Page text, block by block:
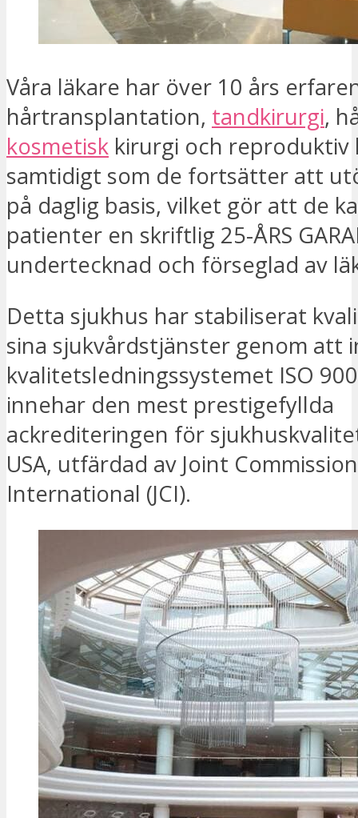
Våra läkare har över 10 års
hårtransplantation, tandkirurgi,
kosmetisk kirurgi och reproduktiv
samtidigt som de fortsätter att
på daglig basis, vilket gör att de
patienter en skriftlig 25-ÅRS
undertecknad och förseglad av
Detta sjukhus har stabiliserat
sina sjukvårdstjänster genom att
kvalitetsledningssystemet ISO
innehar den mest prestigefyllda
ackrediteringen för
USA, utfärdad av Joint Commission
International (JCI).